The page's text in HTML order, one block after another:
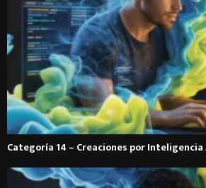
Categoría 14 – Creaciones por